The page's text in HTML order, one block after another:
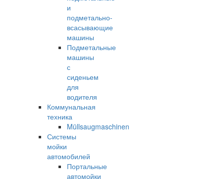
и
подметально-
всасывающие
машины
Подметальные
машины
с
сиденьем
для
водителя
Коммунальная
техника
Müllsaugmaschinen
Системы
мойки
автомобилей
Портальные
автомойки